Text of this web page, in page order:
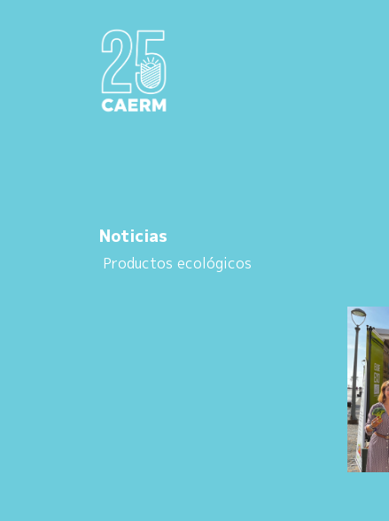
Noticias